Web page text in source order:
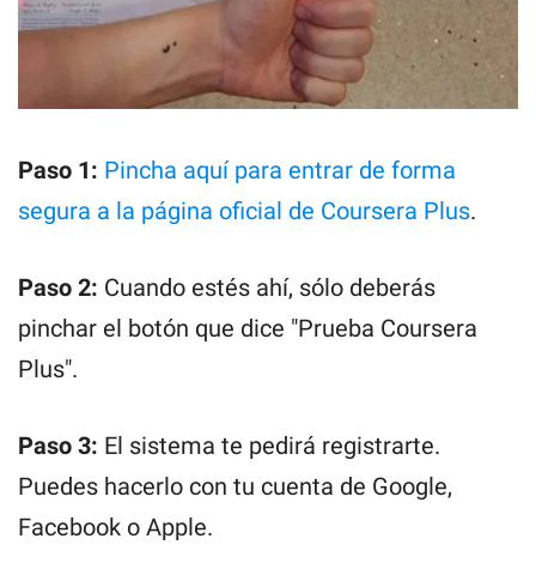
Paso 1: Pincha aquí para entrar de forma
segura a la página oficial de Coursera Plus.
Paso 2: Cuando estés ahí, sólo deberás
pinchar el botón que dice "Prueba Coursera
Plus".
Paso 3: El sistema te pedirá registrarte.
Puedes hacerlo con tu cuenta de Google,
Facebook o Apple.